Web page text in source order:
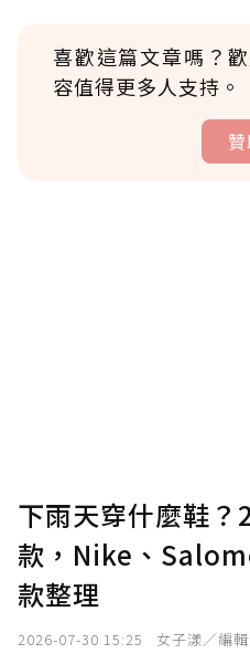
喜歡這篇文章嗎？
容值得更多人支持。
下雨天穿什麼鞋
款，Nike、
款整理
2026-07-30 15:25 女子漾／編